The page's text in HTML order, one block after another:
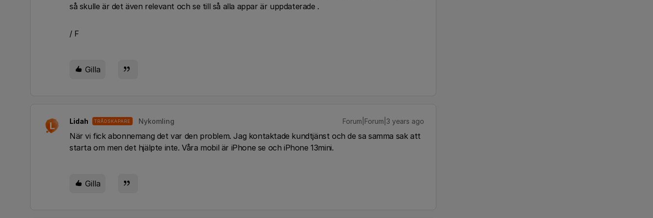
så skulle är det även relevant och se till så alla appar är uppdaterade .
/ F
Gilla
L Lidah TRÅDSKAPARE Nykomling Forum|Forum|3 years ago
När vi fick abonnemang det var den problem. Jag kontaktade kundtjänst och de sa samma sak att
starta om men det hjälpte inte. Våra mobil är iPhone se och iPhone 13mini.
Gilla